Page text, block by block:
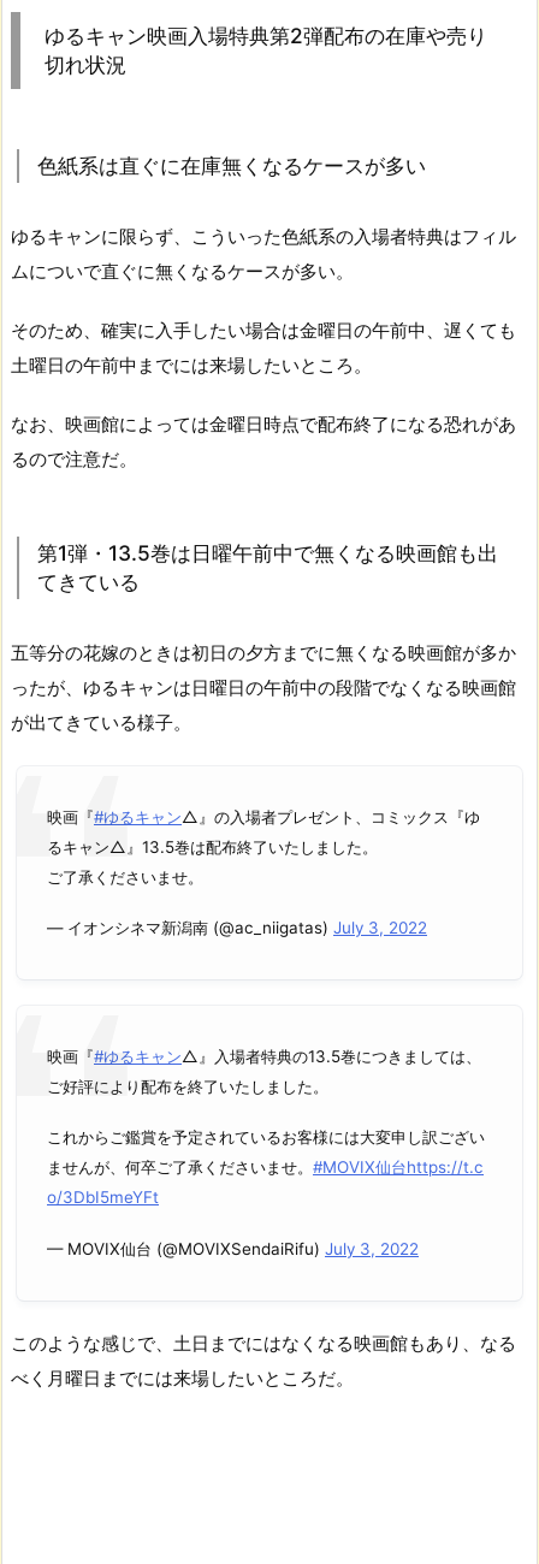
ゆるキャン映画入場特典第2弾配布の在庫や売り
切れ状況
色紙系は直ぐに在庫無くなるケースが多い
ゆるキャンに限らず、こういった色紙系の入場者特典はフィル
ムについで直ぐに無くなるケースが多い。
そのため、確実に入手したい場合は金曜日の午前中、遅くても
土曜日の午前中までには来場したいところ。
なお、映画館によっては金曜日時点で配布終了になる恐れがあ
るので注意だ。
第1弾・13.5巻は日曜午前中で無くなる映画館も出
てきている
五等分の花嫁のときは初日の夕方までに無くなる映画館が多か
ったが、ゆるキャンは日曜日の午前中の段階でなくなる映画館
が出てきている様子。
映画『#ゆるキャン△』の入場者プレゼント、コミックス『ゆ
るキャン△』13.5巻は配布終了いたしました。
ご了承くださいませ。
— イオンシネマ新潟南 (@ac_niigatas) July 3, 2022
映画『#ゆるキャン△』入場者特典の13.5巻につきましては、
ご好評により配布を終了いたしました。
これからご鑑賞を予定されているお客様には大変申し訳ござい
ませんが、何卒ご了承くださいませ。 #MOVIX仙台https://t.c
o/3DbI5meYFt
— MOVIX仙台 (@MOVIXSendaiRifu) July 3, 2022
このような感じで、土日までにはなくなる映画館もあり、なる
べく月曜日までには来場したいところだ。